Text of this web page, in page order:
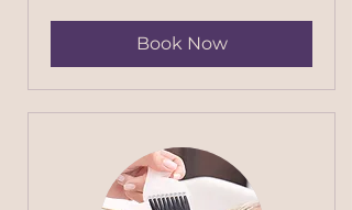
Book Now